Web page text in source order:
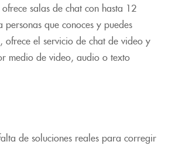
salas de chat con hasta 12
que conoces y puedes
ofrece el servicio de chat de video y
medio de video, audio o texto
de soluciones reales para corregir